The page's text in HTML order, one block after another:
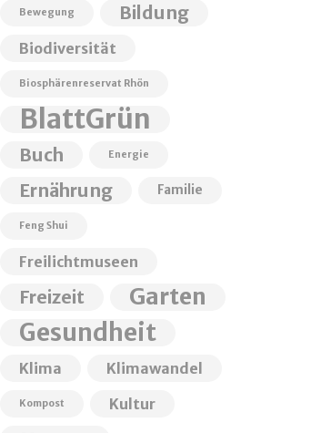
Bewegung Bildung
Biodiversität
Biosphärenreservat Rhön
BlattGrün
Buch Energie
Ernährung Familie
Feng Shui
Freilichtmuseen
Freizeit Garten
Gesundheit
Klima Klimawandel
Kompost Kultur